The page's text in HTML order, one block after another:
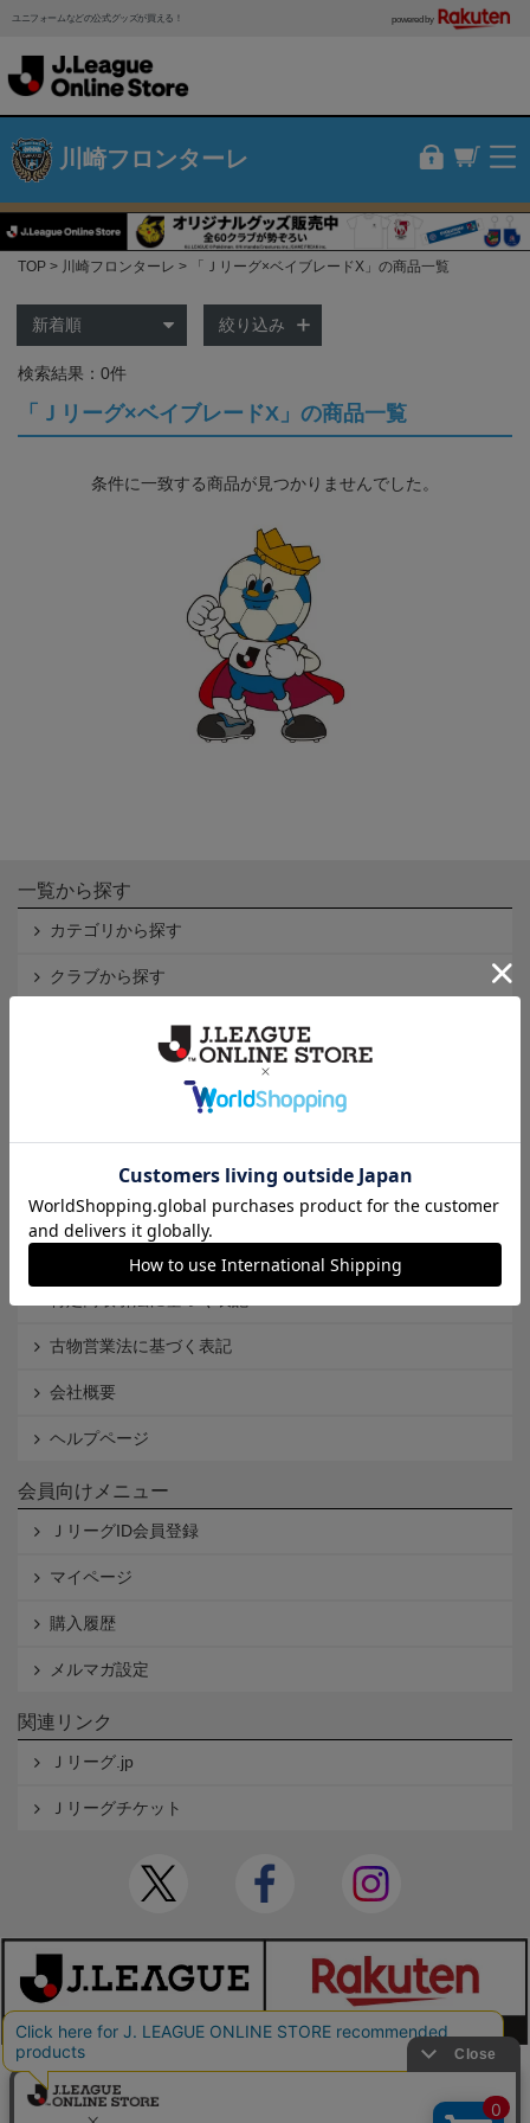
ユニフォームなどの公式グッズが買える！ powered by
川崎フロンターレ
TOP 川崎フロンターレ 「Ｊリーグ×ベイブレードX」の商品一覧
絞り込み
検索結果：0件
「Ｊリーグ×ベイブレードX」の商品一覧
条件に一致する商品が見つかりませんでした。
一覧から探す
カテゴリから探す
クラブから探す
Ｊ2
Ｊリーグオンラインストアとは
個人情報保護方針
古物営業法に基づく表記
会社概要
ヘルプページ
会員向けメニュー
ＪリーグID会員登録
マイページ
購入履歴
メルマガ設定
関連リンク
Ｊリーグ.jp
Ｊリーグチケット
本サイトで使用している文章・画像等の無断での複製・転載を禁止します。
© JAPAN PROFESSIONAL FOOTBALL LEAGUE Rakuten Group, Inc. ALL RIGHTS RE